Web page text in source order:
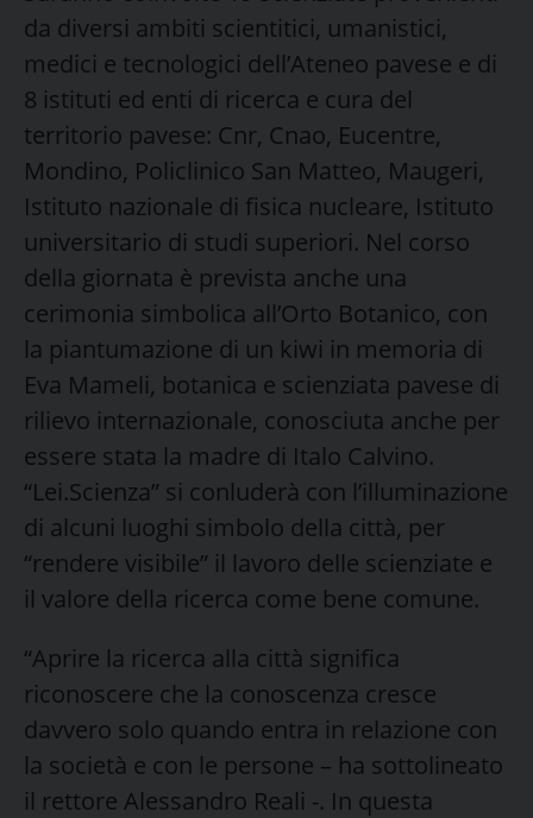
da diversi ambiti scientitici, umanistici,
medici e tecnologici dell’Ateneo pavese e di
8 istituti ed enti di ricerca e cura del
territorio pavese: Cnr, Cnao, Eucentre,
Mondino, Policlinico San Matteo, Maugeri,
Istituto nazionale di fisica nucleare, Istituto
universitario di studi superiori. Nel corso
della giornata è prevista anche una
cerimonia simbolica all’Orto Botanico, con
la piantumazione di un kiwi in memoria di
Eva Mameli, botanica e scienziata pavese di
rilievo internazionale, conosciuta anche per
essere stata la madre di Italo Calvino.
“Lei.Scienza” si conluderà con l’illuminazione
di alcuni luoghi simbolo della città, per
“rendere visibile” il lavoro delle scienziate e
il valore della ricerca come bene comune.
“Aprire la ricerca alla città significa
riconoscere che la conoscenza cresce
davvero solo quando entra in relazione con
la società e con le persone – ha sottolineato
il rettore Alessandro Reali -. In questa